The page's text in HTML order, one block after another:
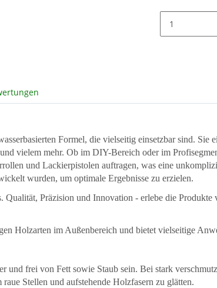
Formel, die vielseitig einsetzbar sind. Sie
vielem mehr. Ob im DIY-Bereich oder im
und Lackierpistolen auftragen, was eine
wurden, um optimale Ergebnisse zu erzielen.
Präzision und Innovation - erlebe die
Holzarten im Außenbereich und bietet vielseitige
und frei von Fett sowie Staub sein. Bei stark
Stellen und aufstehende Holzfasern zu glätten.